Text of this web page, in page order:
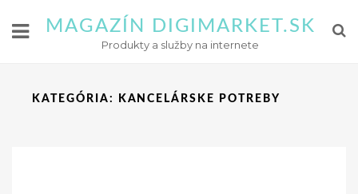
MAGAZÍN DIGIMARKET.SK
Produkty a služby na internete
KATEGÓRIA: KANCELÁRSKE POTREBY